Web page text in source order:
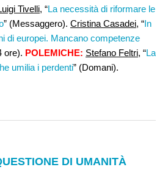
Tivelli, “La necessità di riformare le
” (Messaggero). Cristina Casadei, “In
di europei. Mancano competenze
ore). POLEMICHE: Stefano Feltri, “La
umilia i perdenti” (Domani).
DI UMANITÀ